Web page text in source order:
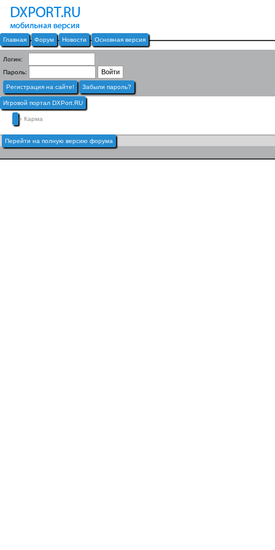
Главная Форум Новости Основная версия
Логин:
Пароль:
Регистрация на сайте! Забыли пароль?
Игровой портал DXPort.RU
» Карма
Перейти на полную версию форума